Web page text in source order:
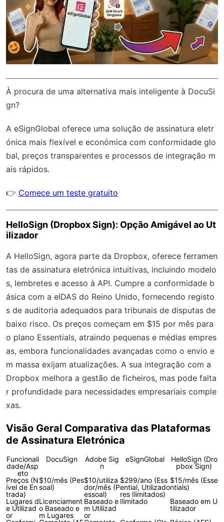
À procura de uma alternativa mais inteligente à DocuSi
gn?
A eSignGlobal oferece uma solução de assinatura eletr
ónica mais flexível e económica com conformidade glo
bal, preços transparentes e processos de integração m
ais rápidos.
👉 Comece um teste gratuito
HelloSign (Dropbox Sign): Opção Amigável ao Ut
ilizador
A HelloSign, agora parte da Dropbox, oferece ferramen
tas de assinatura eletrónica intuitivas, incluindo modelo
s, lembretes e acesso à API. Cumpre a conformidade b
ásica com a eIDAS do Reino Unido, fornecendo registo
s de auditoria adequados para tribunais de disputas de
baixo risco. Os preços começam em $15 por mês para
o plano Essentials, atraindo pequenas e médias empres
as, embora funcionalidades avançadas como o envio e
m massa exijam atualizações. A sua integração com a
Dropbox melhora a gestão de ficheiros, mas pode falta
r profundidade para necessidades empresariais comple
xas.
Visão Geral Comparativa das Plataformas
de Assinatura Eletrónica
Funcionali
dade/Asp
eto
DocuSign
Adobe Sig
n
eSignGlobal
HelloSign (Dro
pbox Sign)
Preços (N
ível de En
trada)
$10/mês (Pes
soal)
$10/utiliza
dor/mês (P
essoal)
$299/ano (Ess
ential, Utilizado
res Ilimitados)
$15/mês (Esse
ntials)
Lugares d
e Utilizad
or
Licenciament
o Baseado e
m Lugares
Baseado e
m Utilizad
or
Ilimitado
Baseado em U
tilizador